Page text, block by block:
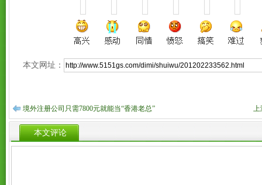
本文网址：
境外注册公司只需7800元就能当“香港老总” 上
本文评论